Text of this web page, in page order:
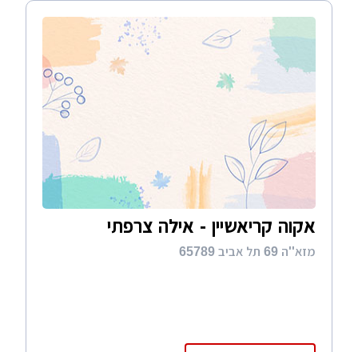
אקוה קריאשיין - אילה צרפתי
מזא''ה 69 תל אביב 65789